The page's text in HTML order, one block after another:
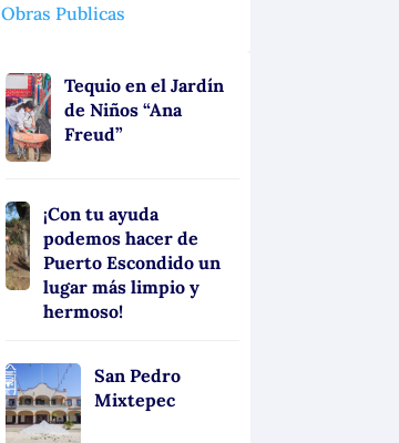
Obras Publicas
Tequio en el Jardín
de Niños “Ana
Freud”
¡Con tu ayuda
podemos hacer de
Puerto Escondido un
lugar más limpio y
hermoso!
San Pedro
Mixtepec